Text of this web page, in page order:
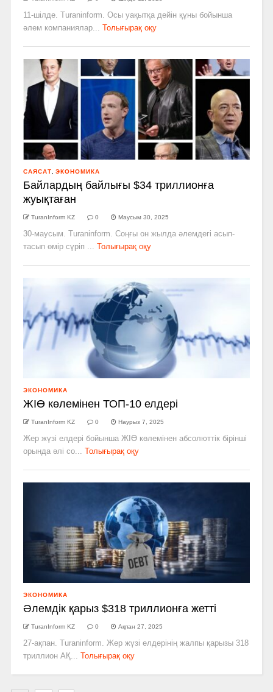
11-шілде. Turaninform. Осы уақытқа дейін құны бойынша
әлем компаниялар...
Толығырақ оқу
САЯСАТ ЭКОНОМИКА
Байлардың байлығы $34 триллионға
жуықтаған
TuranInform KZ 0 Маусым 30, 2025
30-маусым. Turaninform. Соңғы он жылда әлемдегі асып-
тасып өмір сүріп ...
Толығырақ оқу
ЭКОНОМИКА
ЖІӨ көлемінен ТОП-10 елдері
TuranInform KZ 0 Наурыз 7, 2025
Жер жүзі елдері бойынша ЖІӨ көлемінен абсолюттік бірінші
орында әлі со...
Толығырақ оқу
ЭКОНОМИКА
Әлемдік қарыз $318 триллионға жетті
TuranInform KZ 0 Ақпан 27, 2025
27-ақпан. Turaninform. Жер жүзі елдерінің жалпы қарызы 318
триллион АҚ...
Толығырақ оқу